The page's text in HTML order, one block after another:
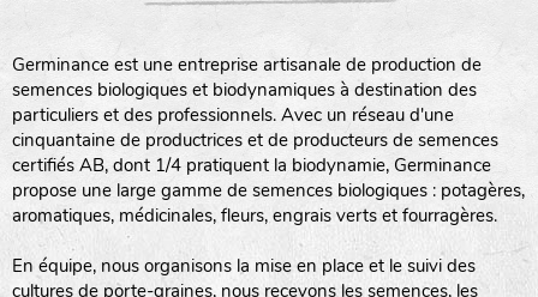
Germinance est une entreprise artisanale de production de
semences biologiques et biodynamiques à destination des
particuliers et des professionnels. Avec un réseau d'une
cinquantaine de productrices et de producteurs de semences
certifiés AB, dont 1/4 pratiquent la biodynamie, Germinance
propose une large gamme de semences biologiques : potagères,
aromatiques, médicinales, fleurs, engrais verts et fourragères.
En équipe, nous organisons la mise en place et le suivi des
cultures de porte-graines, nous recevons les semences, les